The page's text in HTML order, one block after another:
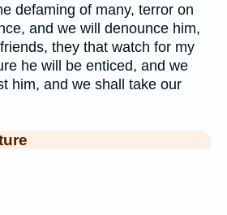
defaming of many, terror on
and we will denounce him,
they that watch for my
he will be enticed, and we
him, and we shall take our